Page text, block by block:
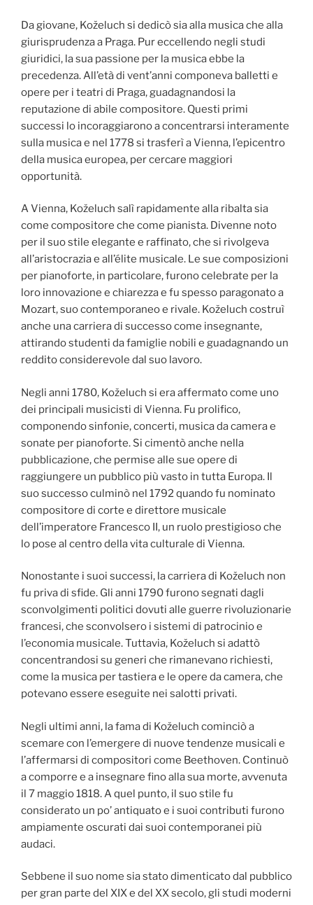
Da giovane, Koželuch si dedicò sia alla musica che alla
giurisprudenza a Praga. Pur eccellendo negli studi
giuridici, la sua passione per la musica ebbe la
precedenza. All’età di vent’anni componeva balletti e
opere per i teatri di Praga, guadagnandosi la
reputazione di abile compositore. Questi primi
successi lo incoraggiarono a concentrarsi interamente
sulla musica e nel 1778 si trasferì a Vienna, l’epicentro
della musica europea, per cercare maggiori
opportunità.
A Vienna, Koželuch salì rapidamente alla ribalta sia
come compositore che come pianista. Divenne noto
per il suo stile elegante e raffinato, che si rivolgeva
all’aristocrazia e all’élite musicale. Le sue composizioni
per pianoforte, in particolare, furono celebrate per la
loro innovazione e chiarezza e fu spesso paragonato a
Mozart, suo contemporaneo e rivale. Koželuch costruì
anche una carriera di successo come insegnante,
attirando studenti da famiglie nobili e guadagnando un
reddito considerevole dal suo lavoro.
Negli anni 1780, Koželuch si era affermato come uno
dei principali musicisti di Vienna. Fu prolifico,
componendo sinfonie, concerti, musica da camera e
sonate per pianoforte. Si cimentò anche nella
pubblicazione, che permise alle sue opere di
raggiungere un pubblico più vasto in tutta Europa. Il
suo successo culminò nel 1792 quando fu nominato
compositore di corte e direttore musicale
dell’imperatore Francesco II, un ruolo prestigioso che
lo pose al centro della vita culturale di Vienna.
Nonostante i suoi successi, la carriera di Koželuch non
fu priva di sfide. Gli anni 1790 furono segnati dagli
sconvolgimenti politici dovuti alle guerre rivoluzionarie
francesi, che sconvolsero i sistemi di patrocinio e
l’economia musicale. Tuttavia, Koželuch si adattò
concentrandosi su generi che rimanevano richiesti,
come la musica per tastiera e le opere da camera, che
potevano essere eseguite nei salotti privati.
Negli ultimi anni, la fama di Koželuch cominciò a
scemare con l’emergere di nuove tendenze musicali e
l’affermarsi di compositori come Beethoven. Continuò
a comporre e a insegnare fino alla sua morte, avvenuta
il 7 maggio 1818. A quel punto, il suo stile fu
considerato un po’ antiquato e i suoi contributi furono
ampiamente oscurati dai suoi contemporanei più
audaci.
Sebbene il suo nome sia stato dimenticato dal pubblico
per gran parte del XIX e del XX secolo, gli studi moderni